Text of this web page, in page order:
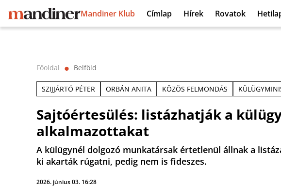
Mandiner Klub Címlap Hírek Rovatok
Főoldal ⬤ Belföld
SZIJJÁRTÓ PÉTER ORBÁN ANITA KÖZÖS FELMONDÁS
Sajtóértesülés: listázhatják a
alkalmazottakat
A külügynél dolgozó munkatársak értetlenül állnak a
ki akarták rúgatni, pedig nem is fideszes.
2026. június 03. 16:28